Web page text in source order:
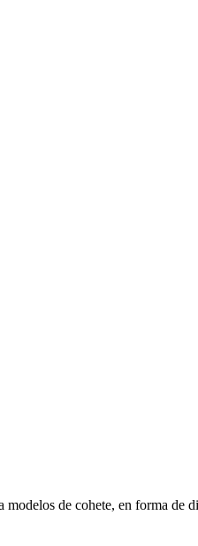
de cohete, en forma de